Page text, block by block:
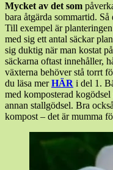
201631
januari,
2016
Mycket av det som
bara åtgärda sommartid.
Till exempel är
med sig ett antal säckar
sig duktig när man kostat
säckarna oftast innehåller,
växterna behöver stå torrt
du läsa merHÄR i del 1.
med komposterad
annan stallgödsel. Bra
kompost – det är mumma